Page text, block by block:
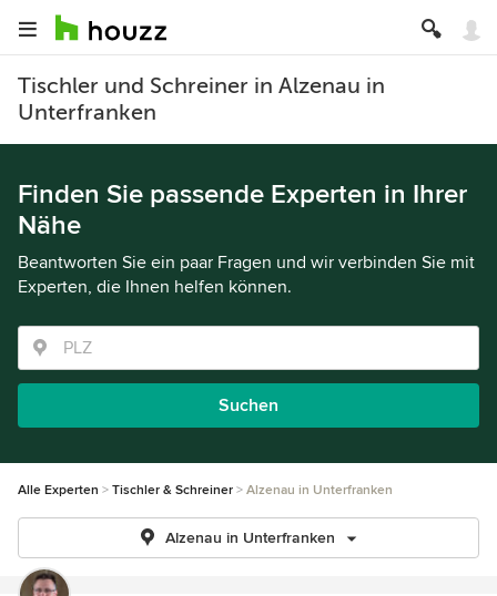
Tischler und Schreiner in Alzenau in
Unterfranken
Finden Sie passende Experten in Ihrer
Nähe
Beantworten Sie ein paar Fragen und wir verbinden Sie mit
Experten, die Ihnen helfen können.
Suchen
Alle Experten Tischler & Schreiner Alzenau in Unterfranken
Alzenau in Unterfranken